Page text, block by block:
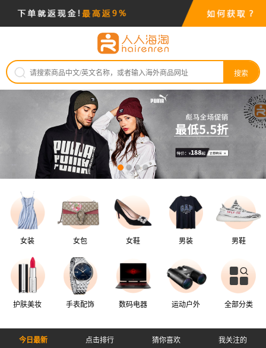
搜索
女装 女包 女鞋 男装 男鞋
护肤美妆 手表配饰 数码电器 运动户外 全部分类
今日最新 点击排行 猜你喜欢 我关注的